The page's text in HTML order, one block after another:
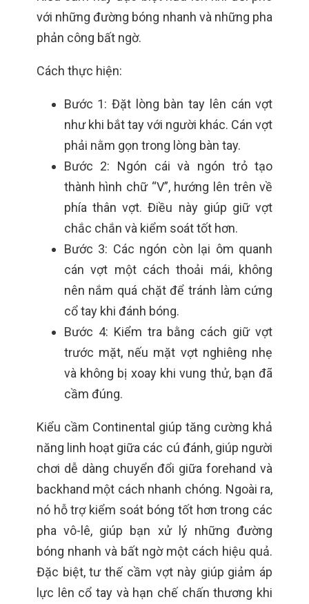
với những đường bóng nhanh và những pha
phản công bất ngờ.
Cách thực hiện:
Bước 1: Đặt lòng bàn tay lên cán vợt
như khi bắt tay với người khác. Cán vợt
phải nằm gọn trong lòng bàn tay.
Bước 2: Ngón cái và ngón trỏ tạo
thành hình chữ “V”, hướng lên trên về
phía thân vợt. Điều này giúp giữ vợt
chắc chắn và kiểm soát tốt hơn.
Bước 3: Các ngón còn lại ôm quanh
cán vợt một cách thoải mái, không
nên nắm quá chặt để tránh làm cứng
cổ tay khi đánh bóng.
Bước 4: Kiểm tra bằng cách giữ vợt
trước mặt, nếu mặt vợt nghiêng nhẹ
và không bị xoay khi vung thử, bạn đã
cầm đúng.
Kiểu cầm Continental giúp tăng cường khả
năng linh hoạt giữa các cú đánh, giúp người
chơi dễ dàng chuyển đổi giữa forehand và
backhand một cách nhanh chóng. Ngoài ra,
nó hỗ trợ kiểm soát bóng tốt hơn trong các
pha vô-lê, giúp bạn xử lý những đường
bóng nhanh và bất ngờ một cách hiệu quả.
Đặc biệt, tư thế cầm vợt này giúp giảm áp
lực lên cổ tay và hạn chế chấn thương khi